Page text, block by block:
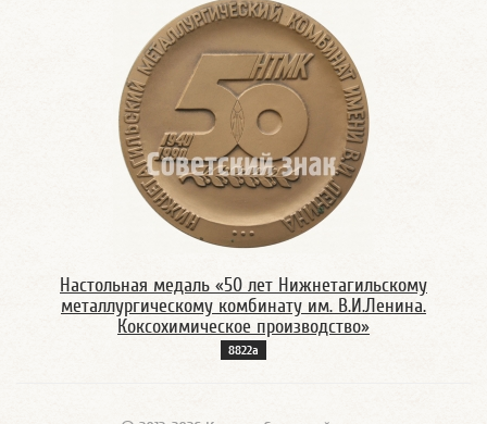
Настольная медаль «50 лет Нижнетагильскому
металлургическому комбинату им. В.И.Ленина.
Коксохимическое производство»
8822а